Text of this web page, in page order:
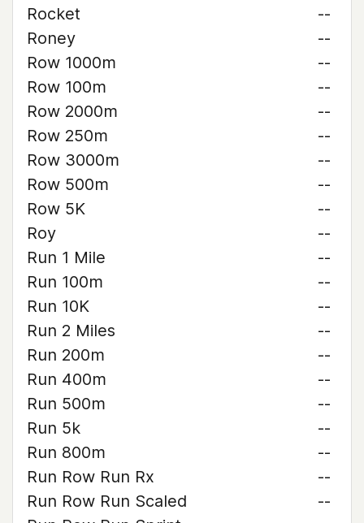
Rocket
--
Roney
--
Row 1000m
--
Row 100m
--
Row 2000m
--
Row 250m
--
Row 3000m
--
Row 500m
--
Row 5K
--
Roy
--
Run 1 Mile
--
Run 100m
--
Run 10K
--
Run 2 Miles
--
Run 200m
--
Run 400m
--
Run 500m
--
Run 5k
--
Run 800m
--
Run Row Run Rx
--
Run Row Run Scaled
--